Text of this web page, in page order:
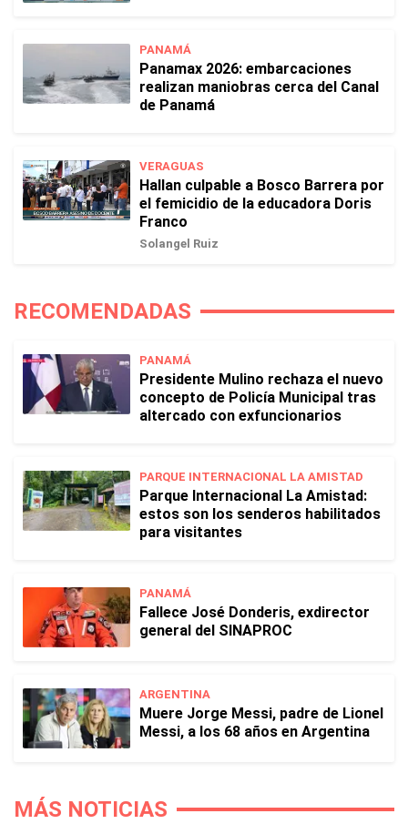
PANAMÁ
Panamax 2026: embarcaciones
realizan maniobras cerca del Canal
de Panamá
VERAGUAS
Hallan culpable a Bosco Barrera por
el femicidio de la educadora Doris
Franco
Solangel Ruiz
RECOMENDADAS
PANAMÁ
Presidente Mulino rechaza el nuevo
concepto de Policía Municipal tras
altercado con exfuncionarios
PARQUE INTERNACIONAL LA AMISTAD
Parque Internacional La Amistad:
estos son los senderos habilitados
para visitantes
PANAMÁ
Fallece José Donderis, exdirector
general del SINAPROC
ARGENTINA
Muere Jorge Messi, padre de Lionel
Messi, a los 68 años en Argentina
MÁS NOTICIAS